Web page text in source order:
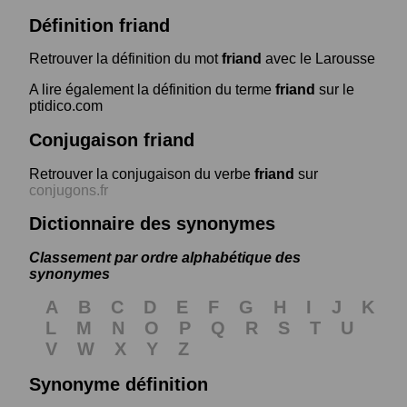
Définition friand
Retrouver la définition du motfriand avec le Larousse
A lire également la définition du terme friand sur le
ptidico.com
Conjugaison friand
Retrouver la conjugaison du verbe friand sur
conjugons.fr
Dictionnaire des synonymes
Classement par ordre alphabétique des
synonymes
A B C D E F G H I J
K
L
M N O P Q R S T
U
V
W X Y
Z
Synonyme définition